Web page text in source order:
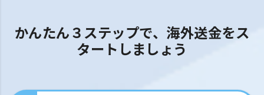
かんたん３ステップで、海外送金をス
タートしましょう